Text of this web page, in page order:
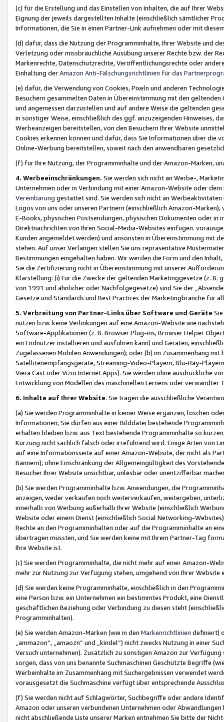
(c) für die Erstellung und das Einstellen von Inhalten, die auf Ihrer
Eignung der jeweils dargestellten Inhalte (einschließlich sämtlicher
Informationen, die Sie in einen Partner-Link aufnehmen oder mit
(d) dafür, dass die Nutzung der Programminhalte, Ihrer Website und
Verletzung oder missbräuchliche Ausübung unserer Rechte bzw. der
Markenrechte, Datenschutzrechte, Veröffentlichungsrechte oder
Einhaltung derAmazon Anti-Fälschungsrichtlinien für das
(e) dafür, die Verwendung von Cookies, Pixeln und anderen
Besuchern gesammelten Daten in Übereinstimmung mit den
und angemessen darzustellen und auf andere Weise die geltenden
in sonstiger Weise, einschließlich des ggf. anzuzeigenden Hinweises,
Werbeanzeigen bereitstellen, von den Besuchern Ihrer Website
Cookies erkennen können und dafür, dass Sie Informationen über die
Online-Werbung bereitstellen, soweit nach den anwendbaren
(f) für Ihre Nutzung, der Programminhalte und der Amazon-Marken,
4. Werbeeinschränkungen. Sie werden sich nicht an Werbe-,
Unternehmen oder in Verbindung mit einer Amazon-Website oder
Vereinbarung gestattet sind. Sie werden sich nicht an
Logos von uns oder unseren Partnern (einschließlich Amazon-
E-Books, physischen Postsendungen, physischen Dokumenten oder in
Direktnachrichten von Ihren Social-Media-Websites einfügen.
Kunden angemeldet werden) und ansonsten in Übereinstimmung mit
stehen. Auf unser Verlangen stellen Sie uns repräsentative
Bestimmungen eingehalten haben. Wir werden die Form und den
Sie die Zertifizierung nicht in Übereinstimmung mit unserer
Klarstellung: (i) Für die Zwecke der geltenden Marketinggesetze (z. B.
von 1991 und ähnlicher oder Nachfolgegesetze) sind Sie der
Gesetze und Standards und Best Practices der Marketingbranche für
5. Verbreitung von Partner-Links über Software und Geräte
nutzen bzw. keine Verlinkungen auf eine Amazon-Website wie
Software-Applikationen (z. B. Browser Plug-ins, Browser Helper
ein Endnutzer installieren und ausführen kann) und Geräten,
Zugelassenen Mobilen Anwendungen); oder (b) im Zusammenhang
Satellitenempfangsgeräte, Streaming-Video-Playern, Blu-Ray-
Viera Cast oder Vizio Internet Apps). Sie werden ohne ausdrückliche
Entwicklung von Modellen des maschinellen Lernens oder
6. Inhalte auf Ihrer Website. Sie tragen die ausschließliche
(a) Sie werden Programminhalte in keiner Weise ergänzen, löschen
Informationen; Sie dürfen aus einer Bilddatei bestehende
erhalten bleiben bzw. aus Text bestehende Programminhalte so
Kürzung nicht sachlich falsch oder irreführend wird. Einige Arten von
auf eine Informationsseite auf einer Amazon-Website, der nicht als
Bannern); ohne Einschränkung der Allgemeingültigkeit des
Besucher Ihrer Website unsichtbar, unlesbar oder unentzifferbar
(b) Sie werden Programminhalte bzw. Anwendungen, die
anzeigen, weder verkaufen noch weiterverkaufen, weitergeben,
innerhalb von Werbung außerhalb Ihrer Website (einschließlich
Website oder einem Dienst (einschließlich Social Networking-
Rechte an den Programminhalten oder auf die Programminhalte an
übertragen müssten, und Sie werden keine mit Ihrem Partner-Tag
Ihre Website ist.
(c) Sie werden Programminhalte, die nicht mehr auf einer Amazon-
mehr zur Nutzung zur Verfügung stehen, umgehend von Ihrer
(d) Sie werden keine Programminhalte, einschließlich in den
eine Person bzw. ein Unternehmen ein bestimmtes Produkt, eine
geschäftlichen Beziehung oder Verbindung zu diesen steht
Programminhalten).
(e) Sie werden Amazon-Marken (wie in den Markenrichtlinien definiert)
„ammazon“, „amaozn“ und „kindel“) nicht zwecks Nutzung in einer
Versuch unternehmen). Zusätzlich zu sonstigen Amazon zur
sorgen, dass von uns benannte Suchmaschinen Geschützte Begriffe
Werbeinhalte im Zusammenhang mit Suchergebnissen verwendet
vorausgesetzt die Suchmaschine verfügt über entsprechende
(f) Sie werden nicht auf Schlagwörter, Suchbegriffe oder andere
Amazon oder unseren verbundenen Unternehmen oder
nicht abschließende Liste unserer Marken entnehmen Sie bitte der